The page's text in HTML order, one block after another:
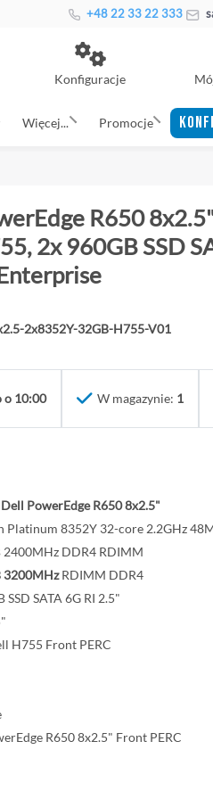
+48 22 33 22 333
Konfiguracje
Więcej... Promocje
R650
2x 960GB SSD
2x8352Y-32GB-H755-V01
o 10:00 W magazynie: 1
Dell PowerEdge R650 8x2.5"
Platinum 8352Y 32-core 2.2GHz
2400MHz DDR4 RDIMM
3200MHzRDIMM DDR4
SATA 6G RI 2.5"
H755 Front PERC
R650 8x2.5" Front PERC